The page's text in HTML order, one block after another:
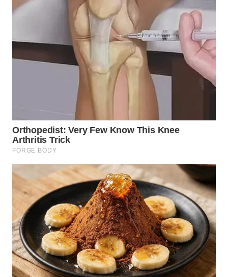
WN
MAJALENGKA
SUBANG
WN
SUKABUMI
WN
PURWAKARTA